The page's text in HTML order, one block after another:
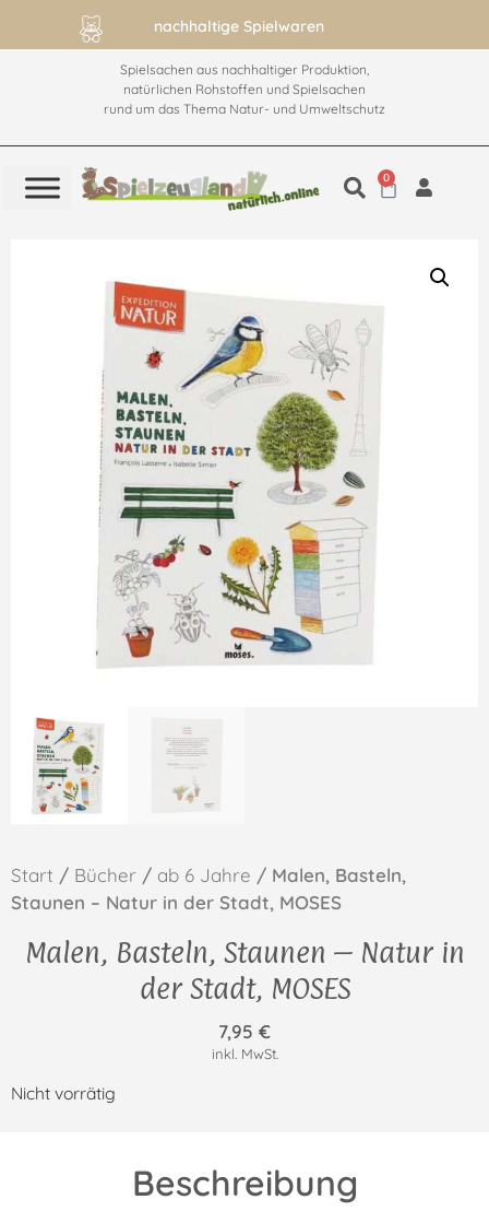
nachhaltige Spielwaren
Spielsachen aus nachhaltiger Produktion,
natürlichen Rohstoffen und Spielsachen
rund um das Thema Natur- und Umweltschutz
0
Start / Bücher / ab 6 Jahre / Malen, Basteln,
Staunen – Natur in der Stadt, MOSES
Malen, Basteln, Staunen – Natur in
der Stadt, MOSES
7,95 €
inkl. MwSt.
Nicht vorrätig
Beschreibung